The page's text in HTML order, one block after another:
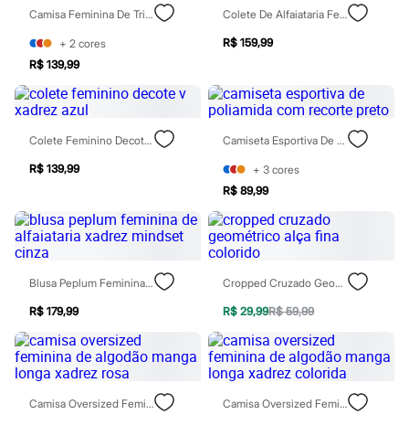
Jeans
Shorts e Bermudas
Todos os produtos
Infantil
Em alta
Arrumadinho para os meninos
Romântico para as meninas
Inverno
Novidades
Roupas menina
1 a 5 anos
4 a 12 anos
10 a 16 anos
Roupas menino
0 a 24 meses
1 a 5 anos
4 a 12 anos
10 a 16 anos
Acessórios
Recém-nascido
Bolsas e Mochilas
Calçados
Camisa Feminina De Tricot Xadrez Argyle Cinza
+ 2 cores
R$ 139,99
Colete De Alfaiataria Feminino Xadrez Colorido
R$ 159,99
Colete Feminino Decote V Xadrez Azul
R$ 139,99
Camiseta Esportiva De Poliamida Com Recorte Preto
+ 3 cores
R$ 89,99
Blusa Peplum Feminina De Alfaiataria Xadrez Mindset Cinza
R$ 179,99
Cropped Cruzado Geométrico Alça Fina Colorido
R$ 29,99R$ 59,99
Camisa Oversized Feminina De Algodão Manga Longa Xadrez Rosa Camisa Oversized Feminina De Algodão Manga Longa Xadrez Colorida